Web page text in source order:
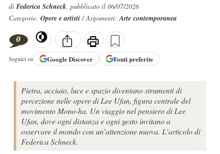
di Federica Schneck, pubblicato il 06/07/2026
Categorie: Opere e artisti/ Argomenti:Arte contemporanea
0
Seguici su GoogleDiscover Fonti preferite
Pietra, acciaio, luce e spazio diventano strumenti di
percezione nelle opere di Lee Ufan, figura centrale del
movimento Mono-ha. Un viaggio nel pensiero di Lee
Ufan, dove ogni distanza e ogni gesto invitano a
osservare il mondo con un’attenzione nuova. L’articolo di
Federica Schneck.